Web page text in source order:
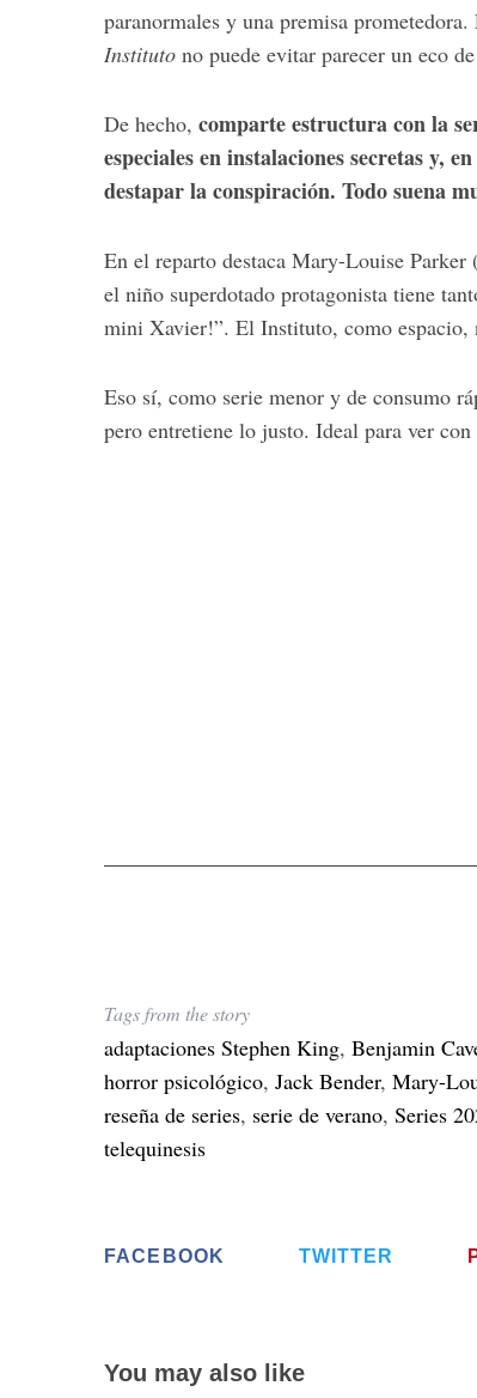
paranormales y una premisa
Instituto no puede evitar parecer un eco de
De hecho, comparte estructura con la
especiales en instalaciones secretas y,
destapar la conspiración. Todo suena
En el reparto destaca Mary-Louise Parker
el niño superdotado protagonista tiene
mini Xavier!”. El Instituto, como
Eso sí, como serie menor y de consumo
pero entretiene lo justo. Ideal para ver
Tags from the story
adaptaciones Stephen King, Benjamin
horror psicológico, Jack Bender, Mary-
reseña de series, serie de verano, Series
telequinesis
FACEBOOK TWITTER
You may also like